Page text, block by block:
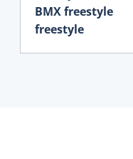
BMX freestyle
freestyle